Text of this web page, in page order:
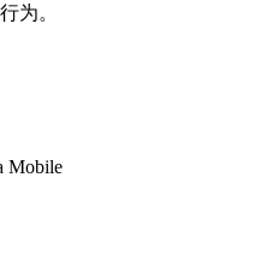
为。
Mobile